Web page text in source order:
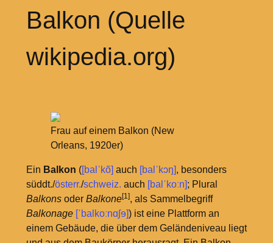
Balkon (Quelle
wikipedia.org)
Frau auf einem Balkon (New
Orleans, 1920er)
Ein Balkon ([balˈkõ] auch [balˈkɔŋ], besonders
süddt./österr./schweiz. auch [balˈkoːn]; Plural
Balkonsoder Balkone[1], als Sammelbegriff
Balkonage [ˈbalkoːnɑʃɘ]) ist eine Plattform an
einem Gebäude, die über dem Geländeniveau liegt